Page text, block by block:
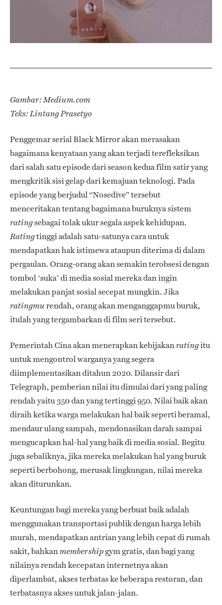
Gambar: Medium.com
Teks: Lintang Prasetyo
Penggemar serial Black Mirror akan merasakan
bagaimana kenyataan yang akan terjadi terefleksikan
dari salah satu episode dari season kedua film satir yang
mengkritik sisi gelap dari kemajuan teknologi. Pada
episode yang berjudul “Nosedive” tersebut
menceritakan tentang bagaimana buruknya sistem
ratingsebagai tolak ukur segala aspek kehidupan.
Ratingtinggi adalah satu-satunya cara untuk
mendapatkan hak istimewa ataupun diterima di dalam
pergaulan. Orang-orang akan semakin terobsesi dengan
tombol ‘suka’ di media sosial mereka dan ingin
melakukan panjat sosial secepat mungkin. Jika
ratingmurendah, orang akan menganggapmu buruk,
itulah yang tergambarkan di film seri tersebut.
Pemerintah Cina akan menerapkan kebijakanratingitu
untuk mengontrol warganya yang segera
diimplementasikan ditahun 2020. Dilansir dari
Telegraph, pemberian nilai itu dimulai dari yang paling
rendah yaitu 350 dan yang tertinggi 950. Nilai baik akan
diraih ketika warga melakukan hal baik seperti beramal,
mendaur ulang sampah, mendonasikan darah sampai
mengucapkan hal-hal yang baik di media sosial. Begitu
juga sebaliknya, jika mereka melakukan hal yang buruk
seperti berbohong, merusak lingkungan, nilai mereka
akan diturunkan.
Keuntungan bagi mereka yang berbuat baik adalah
menggunakan transportasi publik dengan harga lebih
murah, mendapatkan antrian yang lebih cepat di rumah
sakit, bahkanmembershipgym gratis, dan bagi yang
nilainya rendah kecepatan internetnya akan
diperlambat, akses terbatas ke beberapa restoran, dan
terbatasnya akses untuk jalan-jalan.